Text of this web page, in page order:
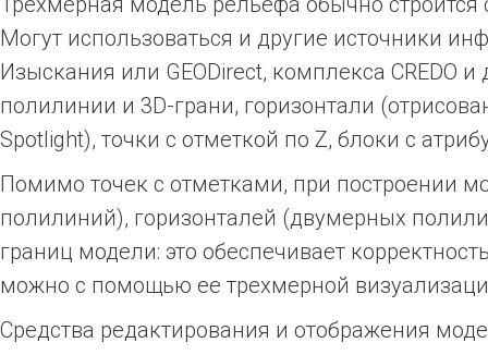
Могут использоваться и другие источники
Изыскания или GEODirect, комплекса CREDO
полилинии и 3D-грани, горизонтали
Spotlight), точки с отметкой по Z, блоки с
Помимо точек с отметками, при построении
полилиний), горизонталей (двумерных
границ модели: это обеспечивает
можно с помощью ее трехмерной
Средства редактирования и отображения